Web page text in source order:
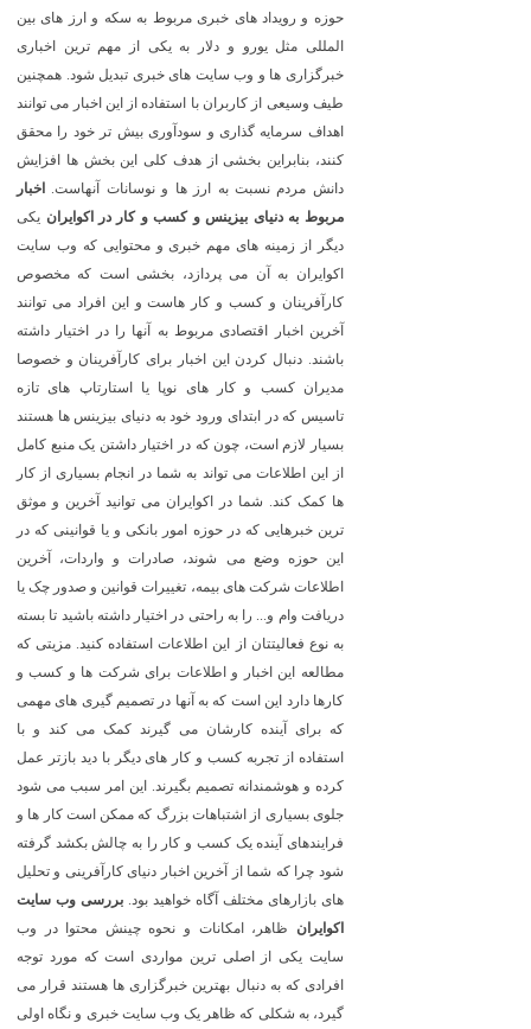
حوزه و رویداد های خبری مربوط به سکه و ارز های بین
المللی مثل یورو و دلار به یکی از مهم ترین اخباری
خبرگزاری ها و وب سایت های خبری تبدیل شود. همچنین
طیف وسیعی از کاربران با استفاده از این اخبار می توانند
اهداف سرمایه گذاری و سودآوری بیش تر خود را محقق
کنند، بنابراین بخشی از هدف کلی این بخش ها افزایش
دانش مردم نسبت به ارز ها و نوسانات آنهاست.
اخبار
مربوط به دنیای بیزینس و کسب و کار در اکوایرانیکی
دیگر از زمینه های مهم خبری و محتوایی که وب سایت
اکوایران به آن می پردازد، بخشی است که مخصوص
کارآفرینان و کسب و کار هاست و این افراد می توانند
آخرین اخبار اقتصادی مربوط به آنها را در اختیار داشته
باشند. دنبال کردن این اخبار برای کارآفرینان و خصوصا
مدیران کسب و کار های نوپا یا استارتاپ های تازه
تاسیس که در ابتدای ورود خود به دنیای بیزینس ها هستند
بسیار لازم است، چون که در اختیار داشتن یک منبع کامل
از این اطلاعات می تواند به شما در انجام بسیاری از کار
ها کمک کند. شما در اکوایران می توانید آخرین و موثق
ترین خبرهایی که در حوزه امور بانکی و یا قوانینی که در
این حوزه وضع می شوند، صادرات و واردات، آخرین
اطلاعات شرکت های بیمه، تغییرات قوانین و صدور چک یا
دریافت وام و... را به راحتی در اختیار داشته باشید تا بسته
به نوع فعالیتتان از این اطلاعات استفاده کنید. مزیتی که
مطالعه این اخبار و اطلاعات برای شرکت ها و کسب و
کارها دارد این است که به آنها در تصمیم گیری های مهمی
که برای آینده کارشان می گیرند کمک می کند و با
استفاده از تجربه کسب و کار های دیگر با دید بازتر عمل
کرده و هوشمندانه تصمیم بگیرند. این امر سبب می شود
جلوی بسیاری از اشتباهات بزرگ که ممکن است کار ها و
فرایندهای آینده یک کسب و کار را به چالش بکشد گرفته
شود چرا که شما از آخرین اخبار دنیای کارآفرینی و تحلیل
های بازارهای مختلف آگاه خواهید بود. بررسی وب سایت
اکوایران
ظاهر، امکانات و نحوه چینش محتوا در وب
سایت یکی از اصلی ترین مواردی است که مورد توجه
افرادی که به دنبال بهترین خبرگزاری ها هستند قرار می
گیرد، به شکلی که ظاهر یک وب سایت خبری و نگاه اولی